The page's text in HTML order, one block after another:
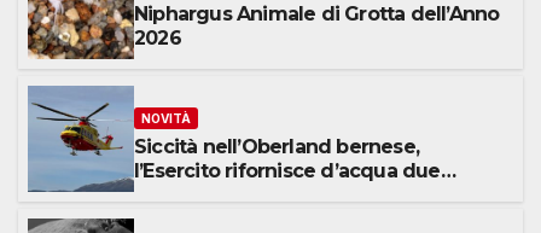
Niphargus Animale di Grotta dell’Anno
2026
NOVITÀ
Siccità nell’Oberland bernese,
l’Esercito rifornisce d’acqua due